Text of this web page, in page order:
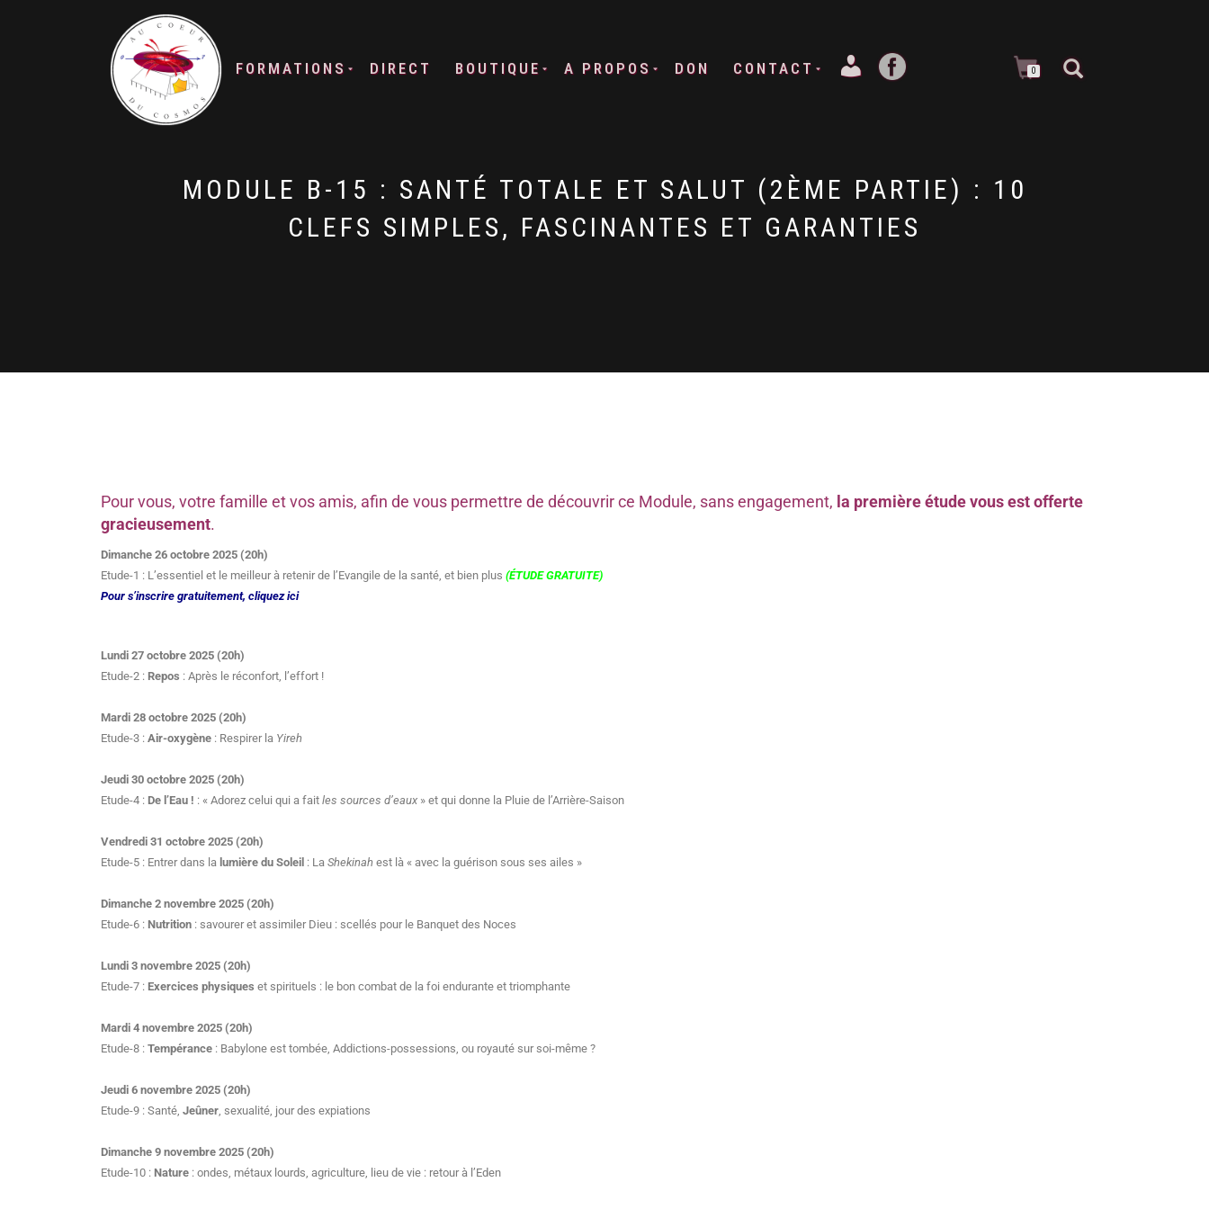
FORMATIONS DIRECT BOUTIQUE A PROPOS DON CONTACT 0
MODULE B-15 : SANTÉ TOTALE ET SALUT (2ÈME PARTIE) : 10
CLEFS SIMPLES, FASCINANTES ET GARANTIES
Pour vous, votre famille et vos amis, afin de vous permettre de découvrir ce Module, sans engagement, la première étude vous est offerte
gracieusement.
Dimanche 26 octobre 2025 (20h)
Etude-1 : L’essentiel et le meilleur à retenir de l’Evangile de la santé, et bien plus (ÉTUDE GRATUITE)
Pour s’inscrire gratuitement, cliquez ici
Lundi 27 octobre 2025 (20h)
Etude-2 : Repos : Après le réconfort, l’effort !
Mardi 28 octobre 2025 (20h)
Etude-3 : Air-oxygène : Respirer la Yireh
Jeudi 30 octobre 2025 (20h)
Etude-4 : De l’Eau ! : « Adorez celui qui a fait les sources d’eaux » et qui donne la Pluie de l’Arrière-Saison
Vendredi 31 octobre 2025 (20h)
Etude-5 : Entrer dans la lumière du Soleil : La Shekinah est là « avec la guérison sous ses ailes »
Dimanche 2 novembre 2025 (20h)
Etude-6 : Nutrition : savourer et assimiler Dieu : scellés pour le Banquet des Noces
Lundi 3 novembre 2025 (20h)
Etude-7 : Exercices physiques et spirituels : le bon combat de la foi endurante et triomphante
Mardi 4 novembre 2025 (20h)
Etude-8 : Tempérance : Babylone est tombée, Addictions-possessions, ou royauté sur soi-même ?
Jeudi 6 novembre 2025 (20h)
Etude-9 : Santé, Jeûner, sexualité, jour des expiations
Dimanche 9 novembre 2025 (20h)
Etude-10 : Nature : ondes, métaux lourds, agriculture, lieu de vie : retour à l’Eden